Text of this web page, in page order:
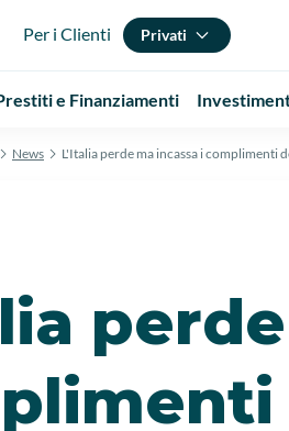
Per i Clienti Privati
e Finanziamenti
News L'Italia perde ma incassa i complimenti